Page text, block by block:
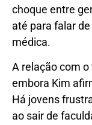
choque entre
até para falar
médica.
A relação com
embora Kim
Há jovens
ao sair de